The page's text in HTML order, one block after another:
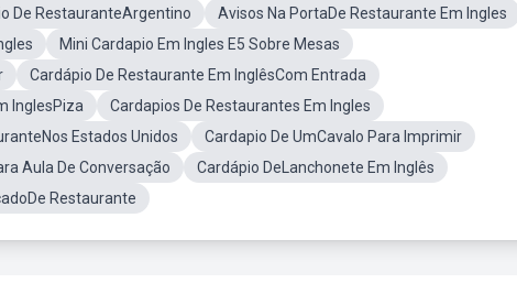
De RestauranteArgentino
Avisos Na PortaDe Restaurante Em Ingles
Mini Cardapio Em Ingles E5 Sobre Mesas
Cardápio De Restaurante Em InglêsCom Entrada
InglesPiza
Cardapios De Restaurantes Em Ingles
Estados Unidos
Cardapio De UmCavalo Para Imprimir
Aula De Conversação
Cardápio DeLanchonete Em Inglês
Restaurante